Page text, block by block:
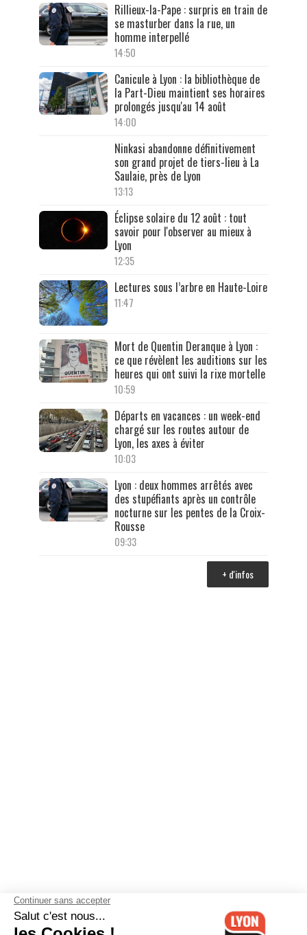
Rillieux-la-Pape : surpris en train de
se masturber dans la rue, un
homme interpellé
14:50
Canicule à Lyon : la bibliothèque de
la Part-Dieu maintient ses horaires
prolongés jusqu'au 14 août
14:00
Ninkasi abandonne définitivement
son grand projet de tiers-lieu à La
Saulaie, près de Lyon
13:13
Éclipse solaire du 12 août : tout
savoir pour l'observer au mieux à
Lyon
12:35
Lectures sous l’arbre en Haute-Loire
11:47
Mort de Quentin Deranque à Lyon :
ce que révèlent les auditions sur les
heures qui ont suivi la rixe mortelle
10:59
Départs en vacances : un week-end
chargé sur les routes autour de
Lyon, les axes à éviter
10:03
Lyon : deux hommes arrêtés avec
des stupéfiants après un contrôle
nocturne sur les pentes de la Croix-
Rousse
09:33
+ d'infos